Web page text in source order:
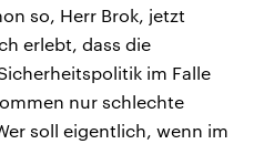
so, Herr Brok, jetzt
erlebt, dass die
im Falle
nur schlechte
soll eigentlich, wenn im